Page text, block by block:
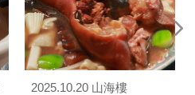
2025.10.20 山海樓